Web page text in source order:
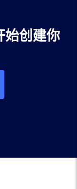
始创建你